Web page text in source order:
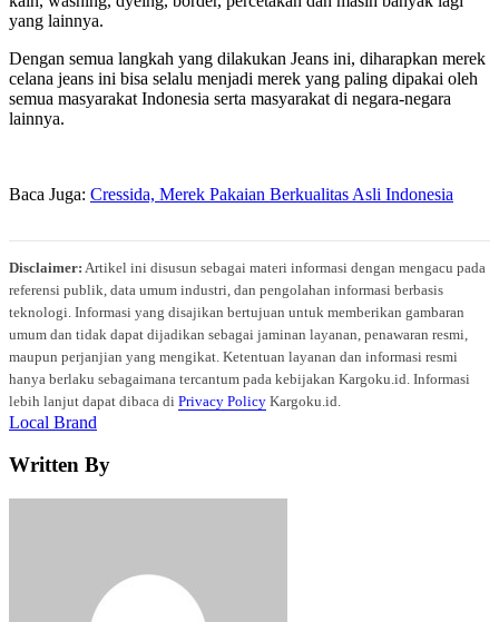
yang lainnya.
Dengan semua langkah yang dilakukan Jeans ini, diharapkan merek
celana jeans ini bisa selalu menjadi merek yang paling dipakai oleh
semua masyarakat Indonesia serta masyarakat di negara-negara
lainnya.
Baca Juga: Cressida, Merek Pakaian Berkualitas Asli Indonesia
Disclaimer: Artikel ini disusun sebagai materi informasi dengan mengacu pada
referensi publik, data umum industri, dan pengolahan informasi berbasis
teknologi. Informasi yang disajikan bertujuan untuk memberikan gambaran
umum dan tidak dapat dijadikan sebagai jaminan layanan, penawaran resmi,
maupun perjanjian yang mengikat. Ketentuan layanan dan informasi resmi
hanya berlaku sebagaimana tercantum pada kebijakan Kargoku.id. Informasi
lebih lanjut dapat dibaca di Privacy Policy Kargoku.id.
Tags
Local Brand
Written By